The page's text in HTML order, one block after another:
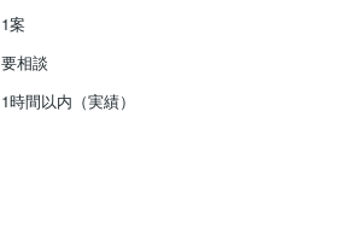
1案
要相談
1時間以内（実績）